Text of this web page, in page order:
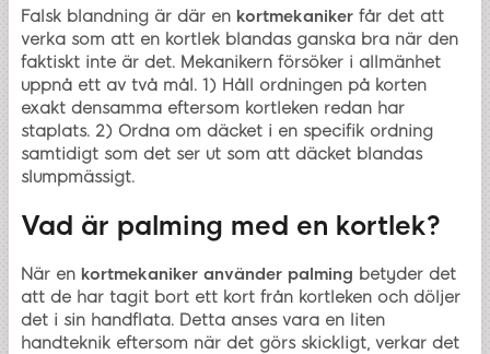
Falsk blandning är där en kortmekaniker får det att
verka som att en kortlek blandas ganska bra när den
faktiskt inte är det. Mekanikern försöker i allmänhet
uppnå ett av två mål. 1) Håll ordningen på korten
exakt densamma eftersom kortleken redan har
staplats. 2) Ordna om däcket i en specifik ordning
samtidigt som det ser ut som att däcket blandas
slumpmässigt.
Vad är palming med en kortlek?
När en kortmekaniker använder palming betyder det
att de har tagit bort ett kort från kortleken och döljer
det i sin handflata. Detta anses vara en liten
handteknik eftersom när det görs skickligt, verkar det